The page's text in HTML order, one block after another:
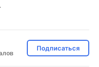
Подписаться